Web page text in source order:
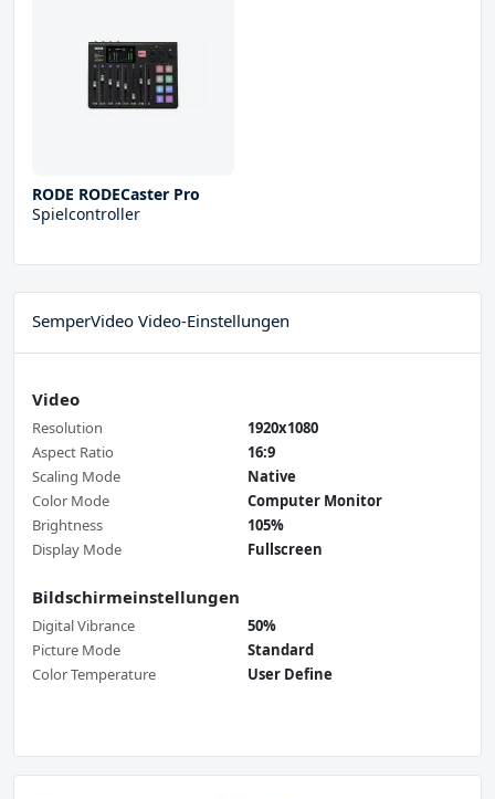
RODE RODECaster Pro
Spielcontroller
SemperVideo Video-Einstellungen
Video
Resolution
1920x1080
Aspect Ratio
16:9
Scaling Mode
Native
Color Mode
Computer Monitor
Brightness
105%
Display Mode
Fullscreen
Bildschirmeinstellungen
Digital Vibrance
50%
Picture Mode
Standard
Color Temperature
User Define